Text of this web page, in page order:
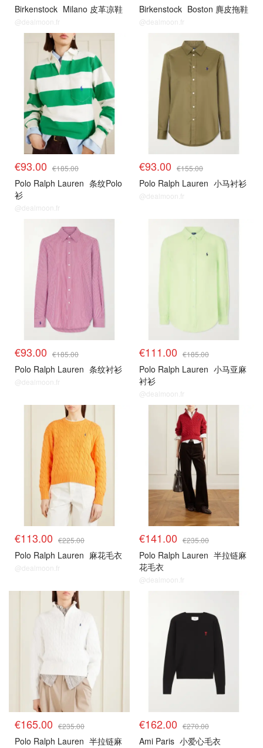
Birkenstock Milano 皮革凉鞋
@dealmoon.fr
Birkenstock Boston 麂皮拖鞋
@dealmoon.fr
€93.00 €185.00
Polo Ralph Lauren 条纹Polo
衫
@dealmoon.fr
€93.00 €155.00
Polo Ralph Lauren 小马衬衫
@dealmoon.fr
€93.00 €185.00
Polo Ralph Lauren 条纹衬衫
@dealmoon.fr
€111.00 €185.00
Polo Ralph Lauren 小马亚麻
衬衫
@dealmoon.fr
€113.00 €225.00
Polo Ralph Lauren 麻花毛衣
@dealmoon.fr
€141.00 €235.00
Polo Ralph Lauren 半拉链麻
花毛衣
@dealmoon.fr
€165.00 €235.00
Polo Ralph Lauren 半拉链麻
€162.00 €270.00
Ami Paris 小爱心毛衣